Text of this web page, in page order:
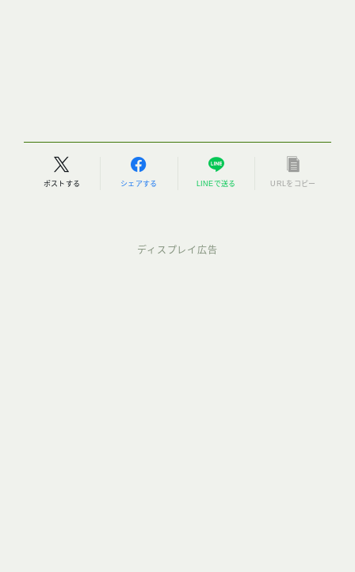
ポストする シェアする LINEで送る URLをコピー
ディスプレイ広告